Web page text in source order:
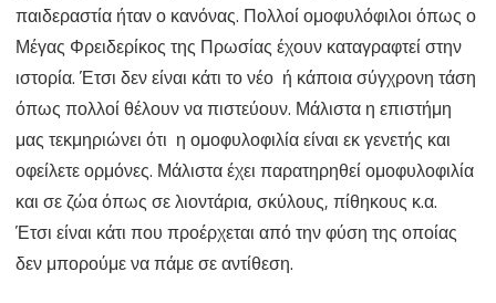
παιδεραστία ήταν ο κανόνας. Πολλοί ομοφυλόφιλοι όπως ο
Μέγας Φρειδερίκος της Πρωσίας έχουν καταγραφτεί στην
ιστορία. Έτσι δεν είναι κάτι το νέο ή κάποια σύγχρονη τάση
όπως πολλοί θέλουν να πιστεύουν. Μάλιστα η επιστήμη
μας τεκμηριώνει ότι η ομοφυλοφιλία είναι εκ γενετής και
οφείλετε ορμόνες. Μάλιστα έχει παρατηρηθεί ομοφυλοφιλία
και σε ζώα όπως σε λιοντάρια, σκύλους, πίθηκους κ.α.
Έτσι είναι κάτι που προέρχεται από την φύση της οποίας
δεν μπορούμε να πάμε σε αντίθεση.